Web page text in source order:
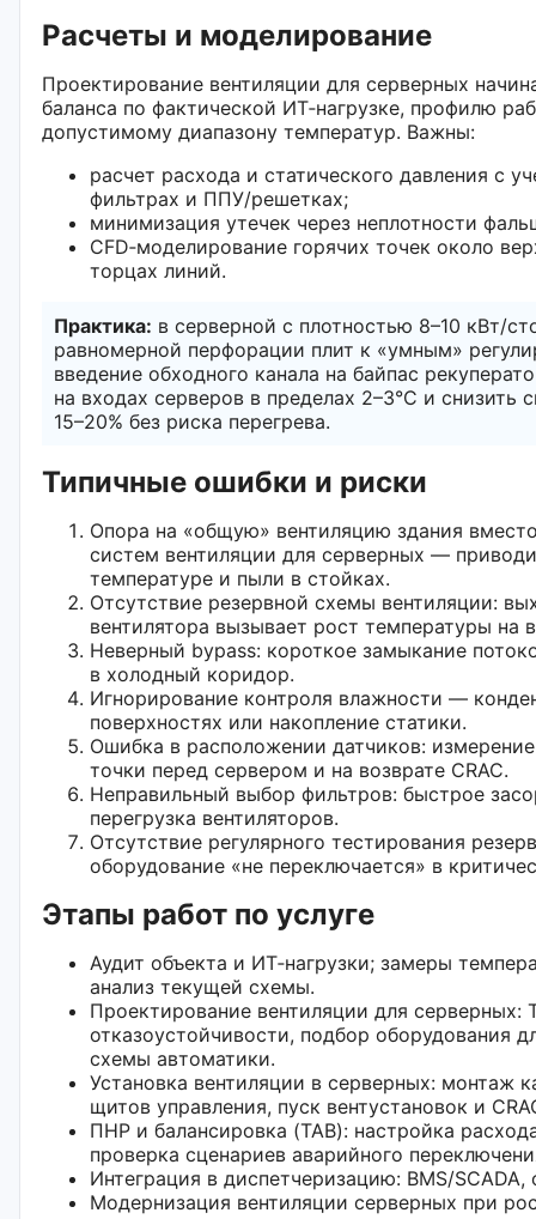
Расчеты и моделирование
Проектирование вентиляции для серверных
баланса по фактической ИТ‑нагрузке, профилю
допустимому диапазону температур. Важны:
расчет расхода и статического давления с
фильтрах и ППУ/решетках;
минимизация утечек через неплотности
CFD‑моделирование горячих точек около
торцах линий.
Практика: в серверной с плотностью 8–10 кВт/
равномерной перфорации плит к «умным»
введение обходного канала на байпас
на входах серверов в пределах 2–3°C и снизить
15–20% без риска перегрева.
Типичные ошибки и риски
Опора на «общую» вентиляцию здания
систем вентиляции для серверных —
температуре и пыли в стойках.
Отсутствие резервной схемы вентиляции:
вентилятора вызывает рост температуры на
Неверный bypass: короткое замыкание
в холодный коридор.
Игнорирование контроля влажности —
поверхностях или накопление статики.
Ошибка в расположении датчиков:
точки перед сервером и на возврате CRAC.
Неправильный выбор фильтров: быстрое
перегрузка вентиляторов.
Отсутствие регулярного тестирования
оборудование «не переключается» в
Этапы работ по услуге
Аудит объекта и ИТ‑нагрузки; замеры
анализ текущей схемы.
Проектирование вентиляции для серверных:
отказоустойчивости, подбор оборудования
схемы автоматики.
Установка вентиляции в серверных: монтаж
щитов управления, пуск вентустановок и
ПНР и балансировка (TAB): настройка
проверка сценариев аварийного
Интеграция в диспетчеризацию: BMS/
Модернизация вентиляции серверных при